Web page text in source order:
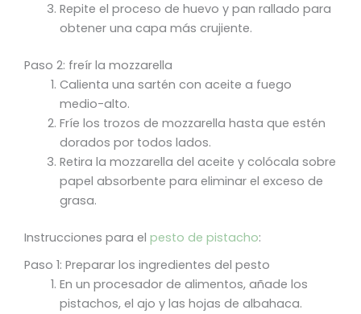
Repite el proceso de huevo y pan rallado para
obtener una capa más crujiente.
Paso 2: freír la mozzarella
Calienta una sartén con aceite a fuego
medio-alto.
Fríe los trozos de mozzarella hasta que estén
dorados por todos lados.
Retira la mozzarella del aceite y colócala sobre
papel absorbente para eliminar el exceso de
grasa.
Instrucciones para el pesto de pistacho:
Paso 1: Preparar los ingredientes del pesto
En un procesador de alimentos, añade los
pistachos, el ajo y las hojas de albahaca.